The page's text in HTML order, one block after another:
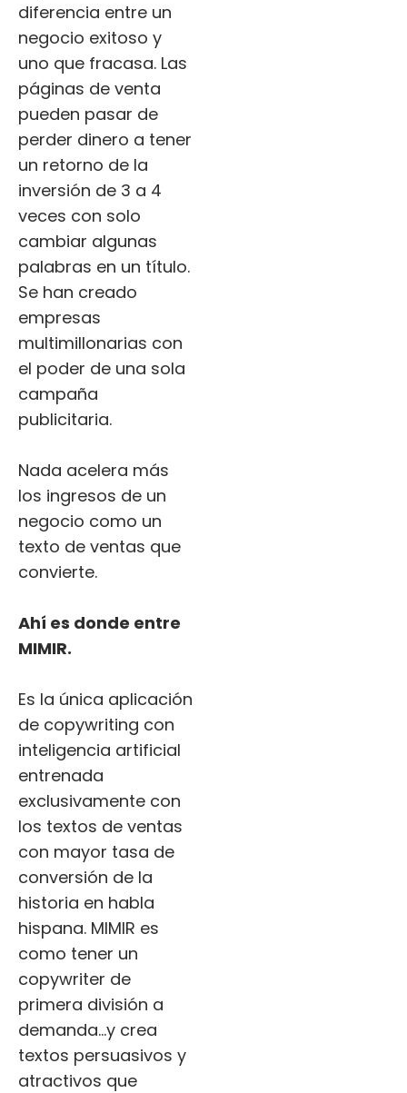
diferencia entre un
negocio exitoso y
uno que fracasa. Las
páginas de venta
pueden pasar de
perder dinero a tener
un retorno de la
inversión de 3 a 4
veces con solo
cambiar algunas
palabras en un título.
Se han creado
empresas
multimillonarias con
el poder de una sola
campaña
publicitaria.
Nada acelera más
los ingresos de un
negocio como un
texto de ventas que
convierte.
Ahí es donde entre
MIMIR.
Es la única aplicación
de copywriting con
inteligencia artificial
entrenada
exclusivamente con
los textos de ventas
con mayor tasa de
conversión de la
historia en habla
hispana. MIMIR es
como tener un
copywriter de
primera división a
demanda…y crea
textos persuasivos y
atractivos que